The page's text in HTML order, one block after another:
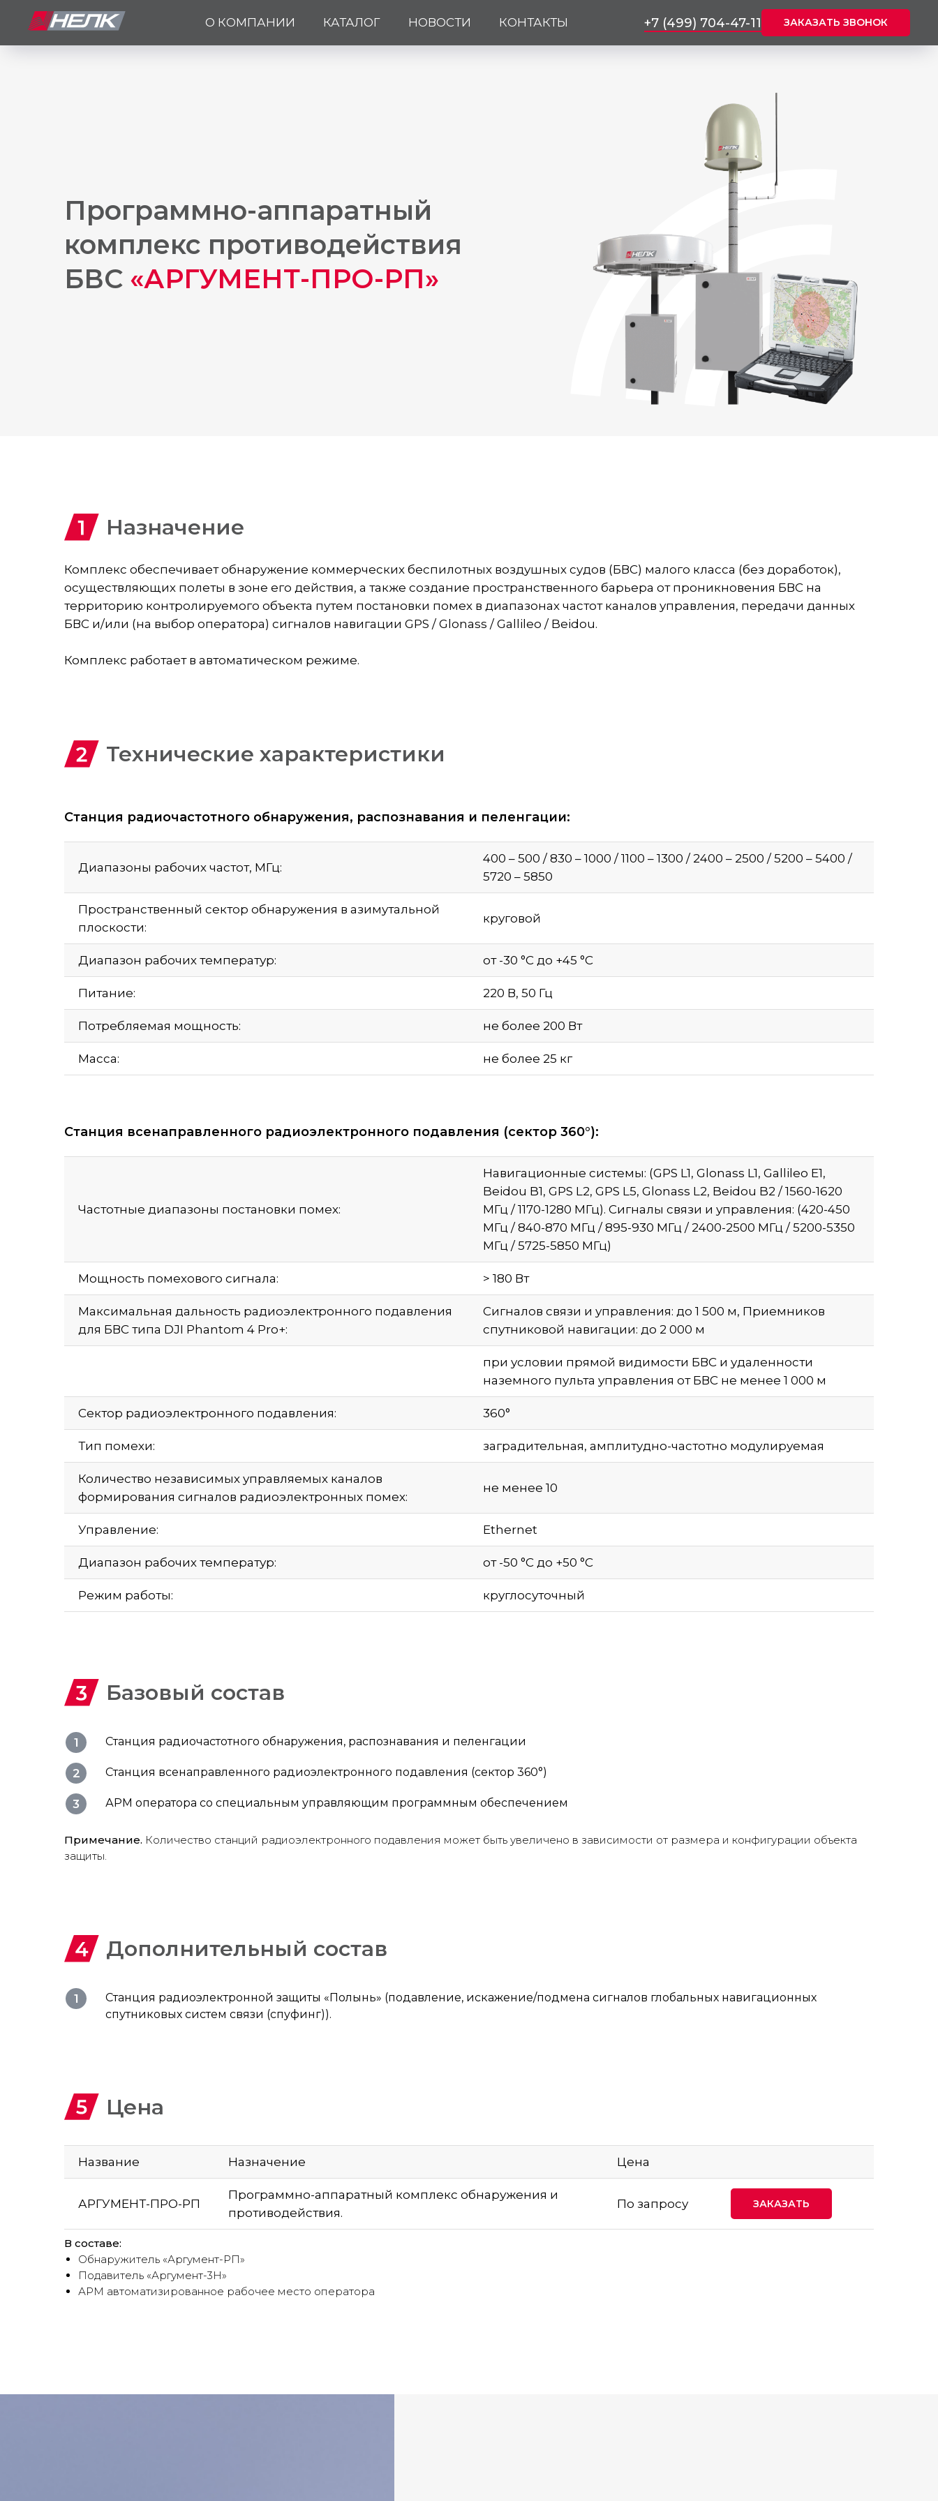
О КОМПАНИИ КАТАЛОГ НОВОСТИ КОНТАКТЫ +7 (499) 704-47-11 ЗАКАЗАТЬ ЗВОНОК
Программно-аппаратный
комплекс противодействия
БВС «АРГУМЕНТ-ПРО-РП»
Назначение
Комплекс обеспечивает обнаружение коммерческих беспилотных воздушных судов (БВС) малого класса (без доработок),
осуществляющих полеты в зоне его действия, а также создание пространственного барьера от проникновения БВС на
территорию контролируемого объекта путем постановки помех в диапазонах частот каналов управления, передачи данных
БВС и/или (на выбор оператора) сигналов навигации GPS / Glonass / Gallileo / Beidou.
Комплекс работает в автоматическом режиме.
Технические характеристики
Станция радиочастотного обнаружения, распознавания и пеленгации:
Диапазоны рабочих частот, МГц:
400 – 500 / 830 – 1000 / 1100 – 1300 / 2400 – 2500 / 5200 – 5400 /
5720 – 5850
Пространственный сектор обнаружения в азимутальной
плоскости:
круговой
Диапазон рабочих температур: от -30 °С до +45 °С
Питание: 220 В, 50 Гц
Потребляемая мощность: не более 200 Вт
Масса: не более 25 кг
Станция всенаправленного радиоэлектронного подавления (сектор 360°):
Частотные диапазоны постановки помех:
Навигационные системы: (GPS L1, Glonass L1, Gallileo E1,
Beidou B1, GPS L2, GPS L5, Glonass L2, Beidou B2 / 1560-1620
МГц / 1170-1280 МГц). Сигналы связи и управления: (420-450
МГц / 840-870 МГц / 895-930 МГц / 2400-2500 МГц / 5200-5350
МГц / 5725-5850 МГц)
Мощность помехового сигнала: > 180 Вт
Максимальная дальность радиоэлектронного подавления
для БВС типа DJI Phantom 4 Pro+:
Сигналов связи и управления: до 1 500 м, Приемников
спутниковой навигации: до 2 000 м
при условии прямой видимости БВС и удаленности
наземного пульта управления от БВС не менее 1 000 м
Сектор радиоэлектронного подавления: 360°
Тип помехи: заградительная, амплитудно-частотно модулируемая
Количество независимых управляемых каналов
формирования сигналов радиоэлектронных помех:
не менее 10
Управление: Ethernet
Диапазон рабочих температур: от -50 °С до +50 °С
Режим работы: круглосуточный
Базовый состав
Станция радиочастотного обнаружения, распознавания и пеленгации
Станция всенаправленного радиоэлектронного подавления (сектор 360°)
АРМ оператора со специальным управляющим программным обеспечением
Примечание. Количество станций радиоэлектронного подавления может быть увеличено в зависимости от размера и конфигурации объекта
защиты.
Дополнительный состав
Станция радиоэлектронной защиты «Полынь» (подавление, искажение/подмена сигналов глобальных навигационных
спутниковых систем связи (спуфинг)).
Цена
Название Назначение Цена
АРГУМЕНТ-ПРО-РП
Программно-аппаратный комплекс обнаружения и
противодействия.
По запросу ЗАКАЗАТЬ
В составе:
Обнаружитель «Аргумент-РП»
Подавитель «Аргумент-3Н»
АРМ автоматизированное рабочее место оператора